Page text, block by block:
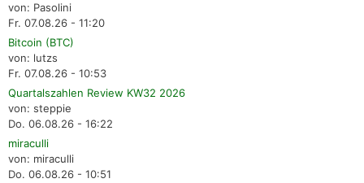
von: Pasolini
Fr. 07.08.26 - 11:20
Bitcoin (BTC)
von: lutzs
Fr. 07.08.26 - 10:53
Quartalszahlen Review KW32 2026
von: steppie
Do. 06.08.26 - 16:22
miraculli
von: miraculli
Do. 06.08.26 - 10:51